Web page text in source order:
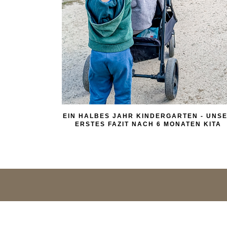
EIN HALBES JAHR KINDERGARTEN -
ERSTES FAZIT NACH 6 MONATEN KITA